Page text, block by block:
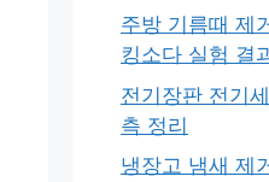
주방 기름때 제
킹소다 실험 결
전기장판 전기
측 정리
냉장고 냄새 제